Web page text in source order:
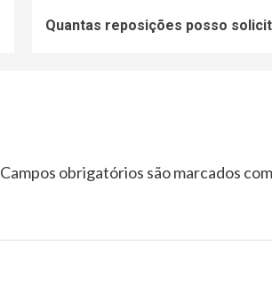
Quantas reposições posso
Campos obrigatórios são marcados com